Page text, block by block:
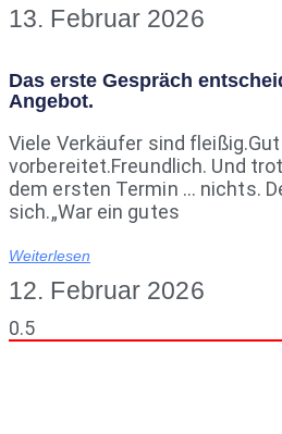
13. Februar 2026
Das erste Gespräch
Angebot.
Viele Verkäufer sind fleißig.Gut
vorbereitet.Freundlich. Und
dem ersten Termin … nichts.
sich.„War ein gutes
Weiterlesen
12. Februar 2026